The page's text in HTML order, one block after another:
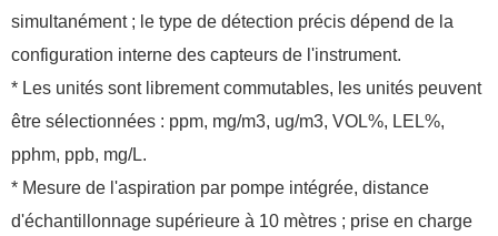
simultanément ; le type de détection précis dépend de la
configuration interne des capteurs de l'instrument.
* Les unités sont librement commutables, les unités peuvent
être sélectionnées : ppm, mg/m3, ug/m3, VOL%, LEL%,
pphm, ppb, mg/L.
* Mesure de l'aspiration par pompe intégrée, distance
d'échantillonnage supérieure à 10 mètres ; prise en charge